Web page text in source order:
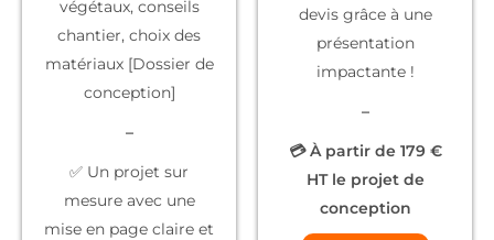
végétaux, conseils
chantier, choix des
matériaux [Dossier de
conception]
–
✅ Un projet sur
mesureavec une
mise en page claire et
devis grâce à une
présentation
impactante !
–
💳 À partir de 179 €
HT le projet de
conception